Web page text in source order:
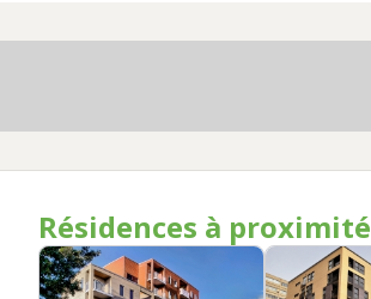
Résidences à proximité